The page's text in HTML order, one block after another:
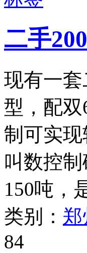
二手
现有一
型，配
制可实
叫数控
150吨，
类别： 郑
84